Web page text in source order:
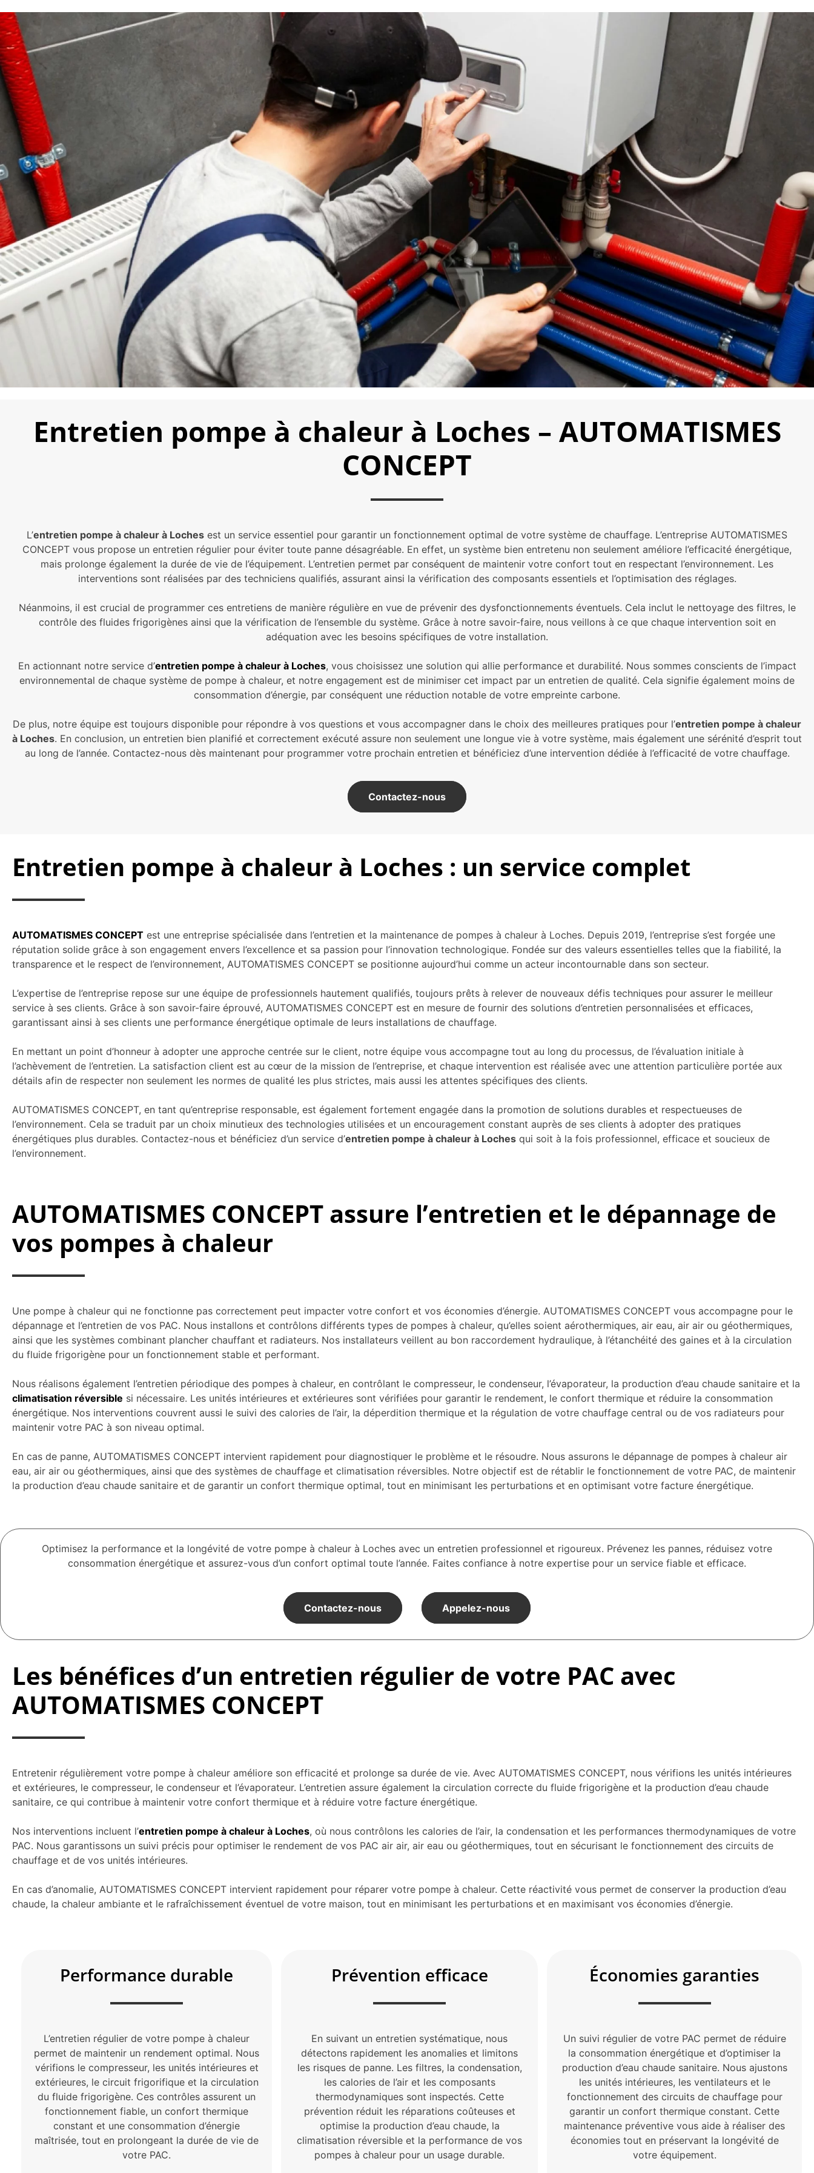
Entretien pompe à chaleur à Loches – AUTOMATISMES
CONCEPT
L’entretien pompe à chaleur à Loches est un service essentiel pour garantir un fonctionnement optimal de votre système de chauffage. L’entreprise AUTOMATISMES
CONCEPT vous propose un entretien régulier pour éviter toute panne désagréable. En effet, un système bien entretenu non seulement améliore l’efficacité énergétique,
mais prolonge également la durée de vie de l’équipement. L’entretien permet par conséquent de maintenir votre confort tout en respectant l’environnement. Les
interventions sont réalisées par des techniciens qualifiés, assurant ainsi la vérification des composants essentiels et l’optimisation des réglages.
Néanmoins, il est crucial de programmer ces entretiens de manière régulière en vue de prévenir des dysfonctionnements éventuels. Cela inclut le nettoyage des filtres, le
contrôle des fluides frigorigènes ainsi que la vérification de l’ensemble du système. Grâce à notre savoir-faire, nous veillons à ce que chaque intervention soit en
adéquation avec les besoins spécifiques de votre installation.
En actionnant notre service d’entretien pompe à chaleur à Loches, vous choisissez une solution qui allie performance et durabilité. Nous sommes conscients de l’impact
environnemental de chaque système de pompe à chaleur, et notre engagement est de minimiser cet impact par un entretien de qualité. Cela signifie également moins de
consommation d’énergie, par conséquent une réduction notable de votre empreinte carbone.
De plus, notre équipe est toujours disponible pour répondre à vos questions et vous accompagner dans le choix des meilleures pratiques pour l’entretien pompe à chaleur
à Loches. En conclusion, un entretien bien planifié et correctement exécuté assure non seulement une longue vie à votre système, mais également une sérénité d’esprit tout
au long de l’année. Contactez-nous dès maintenant pour programmer votre prochain entretien et bénéficiez d’une intervention dédiée à l’efficacité de votre chauffage.
Contactez-nous
Entretien pompe à chaleur à Loches : un service complet
AUTOMATISMES CONCEPT est une entreprise spécialisée dans l’entretien et la maintenance de pompes à chaleur à Loches. Depuis 2019, l’entreprise s’est forgée une
réputation solide grâce à son engagement envers l’excellence et sa passion pour l’innovation technologique. Fondée sur des valeurs essentielles telles que la fiabilité, la
transparence et le respect de l’environnement, AUTOMATISMES CONCEPT se positionne aujourd’hui comme un acteur incontournable dans son secteur.
L’expertise de l’entreprise repose sur une équipe de professionnels hautement qualifiés, toujours prêts à relever de nouveaux défis techniques pour assurer le meilleur
service à ses clients. Grâce à son savoir-faire éprouvé, AUTOMATISMES CONCEPT est en mesure de fournir des solutions d’entretien personnalisées et efficaces,
garantissant ainsi à ses clients une performance énergétique optimale de leurs installations de chauffage.
En mettant un point d’honneur à adopter une approche centrée sur le client, notre équipe vous accompagne tout au long du processus, de l’évaluation initiale à
l’achèvement de l’entretien. La satisfaction client est au cœur de la mission de l’entreprise, et chaque intervention est réalisée avec une attention particulière portée aux
détails afin de respecter non seulement les normes de qualité les plus strictes, mais aussi les attentes spécifiques des clients.
AUTOMATISMES CONCEPT, en tant qu’entreprise responsable, est également fortement engagée dans la promotion de solutions durables et respectueuses de
l’environnement. Cela se traduit par un choix minutieux des technologies utilisées et un encouragement constant auprès de ses clients à adopter des pratiques
énergétiques plus durables. Contactez-nous et bénéficiez d’un service d’entretien pompe à chaleur à Loches qui soit à la fois professionnel, efficace et soucieux de
l’environnement.
AUTOMATISMES CONCEPT assure l’entretien et le dépannage de
vos pompes à chaleur
Une pompe à chaleur qui ne fonctionne pas correctement peut impacter votre confort et vos économies d’énergie. AUTOMATISMES CONCEPT vous accompagne pour le
dépannage et l’entretien de vos PAC. Nous installons et contrôlons différents types de pompes à chaleur, qu’elles soient aérothermiques, air eau, air air ou géothermiques,
ainsi que les systèmes combinant plancher chauffant et radiateurs. Nos installateurs veillent au bon raccordement hydraulique, à l’étanchéité des gaines et à la circulation
du fluide frigorigène pour un fonctionnement stable et performant.
Nous réalisons également l’entretien périodique des pompes à chaleur, en contrôlant le compresseur, le condenseur, l’évaporateur, la production d’eau chaude sanitaire et la
climatisation réversible si nécessaire. Les unités intérieures et extérieures sont vérifiées pour garantir le rendement, le confort thermique et réduire la consommation
énergétique. Nos interventions couvrent aussi le suivi des calories de l’air, la déperdition thermique et la régulation de votre chauffage central ou de vos radiateurs pour
maintenir votre PAC à son niveau optimal.
En cas de panne, AUTOMATISMES CONCEPT intervient rapidement pour diagnostiquer le problème et le résoudre. Nous assurons le dépannage de pompes à chaleur air
eau, air air ou géothermiques, ainsi que des systèmes de chauffage et climatisation réversibles. Notre objectif est de rétablir le fonctionnement de votre PAC, de maintenir
la production d’eau chaude sanitaire et de garantir un confort thermique optimal, tout en minimisant les perturbations et en optimisant votre facture énergétique.
Optimisez la performance et la longévité de votre pompe à chaleur à Loches avec un entretien professionnel et rigoureux. Prévenez les pannes, réduisez votre
consommation énergétique et assurez-vous d’un confort optimal toute l’année. Faites confiance à notre expertise pour un service fiable et efficace.
Contactez-nous Appelez-nous
Les bénéfices d’un entretien régulier de votre PAC avec
AUTOMATISMES CONCEPT
Entretenir régulièrement votre pompe à chaleur améliore son efficacité et prolonge sa durée de vie. Avec AUTOMATISMES CONCEPT, nous vérifions les unités intérieures
et extérieures, le compresseur, le condenseur et l’évaporateur. L’entretien assure également la circulation correcte du fluide frigorigène et la production d’eau chaude
sanitaire, ce qui contribue à maintenir votre confort thermique et à réduire votre facture énergétique.
Nos interventions incluent l’entretien pompe à chaleur à Loches, où nous contrôlons les calories de l’air, la condensation et les performances thermodynamiques de votre
PAC. Nous garantissons un suivi précis pour optimiser le rendement de vos PAC air air, air eau ou géothermiques, tout en sécurisant le fonctionnement des circuits de
chauffage et de vos unités intérieures.
En cas d’anomalie, AUTOMATISMES CONCEPT intervient rapidement pour réparer votre pompe à chaleur. Cette réactivité vous permet de conserver la production d’eau
chaude, la chaleur ambiante et le rafraîchissement éventuel de votre maison, tout en minimisant les perturbations et en maximisant vos économies d’énergie.
Performance durable
L’entretien régulier de votre pompe à chaleur
permet de maintenir un rendement optimal. Nous
vérifions le compresseur, les unités intérieures et
extérieures, le circuit frigorifique et la circulation
du fluide frigorigène. Ces contrôles assurent un
fonctionnement fiable, un confort thermique
constant et une consommation d’énergie
maîtrisée, tout en prolongeant la durée de vie de
votre PAC.
Prévention efficace
En suivant un entretien systématique, nous
détectons rapidement les anomalies et limitons
les risques de panne. Les filtres, la condensation,
les calories de l’air et les composants
thermodynamiques sont inspectés. Cette
prévention réduit les réparations coûteuses et
optimise la production d’eau chaude, la
climatisation réversible et la performance de vos
pompes à chaleur pour un usage durable.
Économies garanties
Un suivi régulier de votre PAC permet de réduire
la consommation énergétique et d’optimiser la
production d’eau chaude sanitaire. Nous ajustons
les unités intérieures, les ventilateurs et le
fonctionnement des circuits de chauffage pour
garantir un confort thermique constant. Cette
maintenance préventive vous aide à réaliser des
économies tout en préservant la longévité de
votre équipement.